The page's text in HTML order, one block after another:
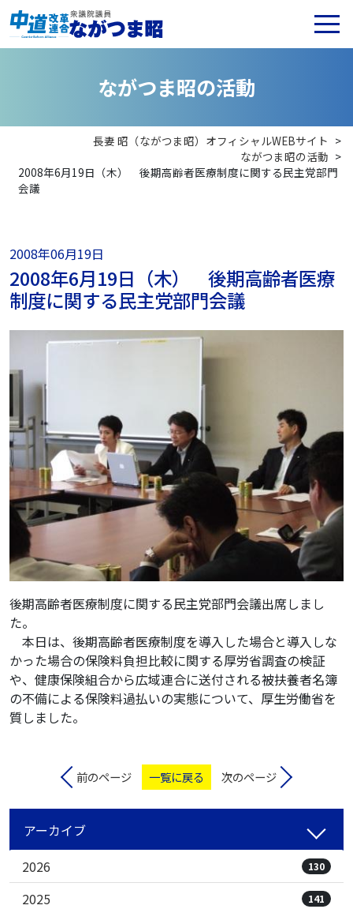
ながつま昭の活動
長妻 昭（ながつま昭）オフィシャルWEBサイト >
ながつま昭の活動 >
2008年6月19日（木） 後期高齢者医療制度に関する民主党部門
会議
2008年06月19日
2008年6月19日（木） 後期高齢者医療
制度に関する民主党部門会議
後期高齢者医療制度に関する民主党部門会議出席しまし
た。
本日は、後期高齢者医療制度を導入した場合と導入しな
かった場合の保険料負担比較に関する厚労省調査の検証
や、健康保険組合から広域連合に送付される被扶養者名簿
の不備による保険料過払いの実態について、厚生労働省を
質しました。
前のページ 一覧に戻る 次のページ
アーカイブ
2026
130
2025 141